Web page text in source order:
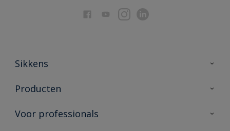
Sikkens
Over Sikkens
Duurzaamheid
Producten
Producten voor binnen
Voor professionals